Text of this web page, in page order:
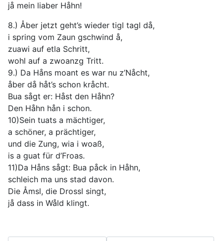
jå mein liaber Håhn!
8.) Åber jetzt geht’s wieder tigl tagl då,
i spring vom Zaun gschwind å,
zuawi auf etla Schritt,
wohl auf a zwoanzg Tritt.
9.) Da Håns moant es war nu z’Nåcht,
åber då håt’s schon kråcht.
Bua sågt er: Håst den Håhn?
Den Håhn hån i schon.
10)Sein tuats a mächtiger,
a schöner, a prächtiger,
und die Zung, wia i woaß,
is a guat für d’Froas.
11)Da Håns sågt: Bua påck in Håhn,
schleich ma uns stad davon.
Die Åmsl, die Drossl singt,
jå dass in Wåld klingt.